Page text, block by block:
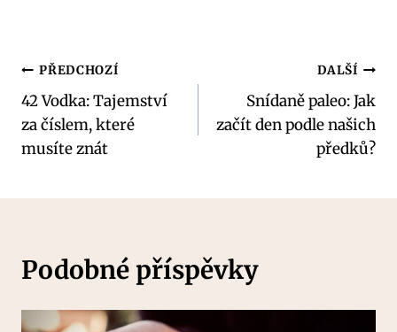
Navigace
pro
příspěvek
PŘEDCHOZÍ
42 Vodka: Tajemství
za číslem, které
musíte znát
DALŠÍ
Snídaně paleo: Jak
začít den podle našich
předků?
Podobné příspěvky